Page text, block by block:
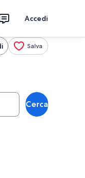
Accedi
Salva
Cerca